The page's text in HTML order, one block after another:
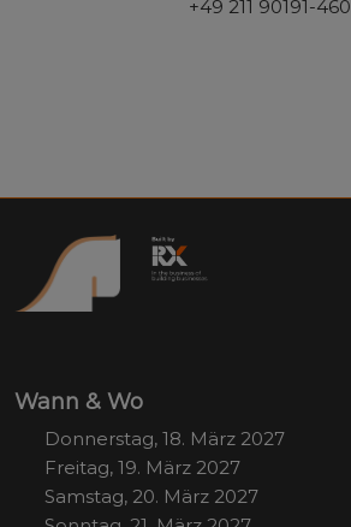
+49 211 90191-460
Wann & Wo
Donnerstag, 18. März 2027
Freitag, 19. März 2027
Samstag, 20. März 2027